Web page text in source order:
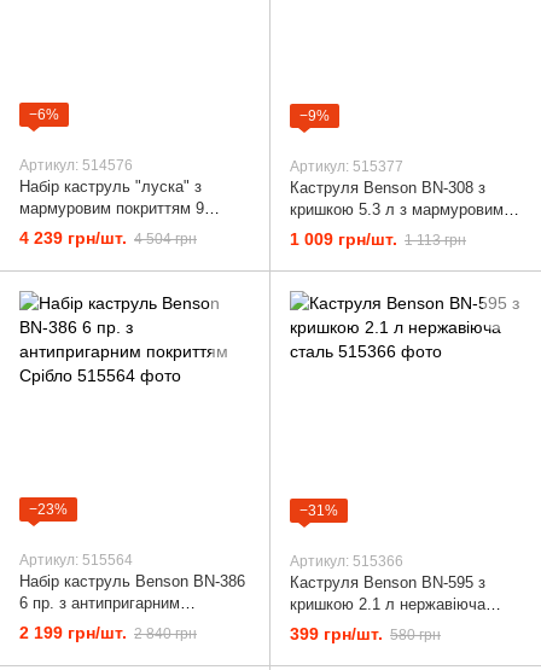
−6%
Артикул: 514576
Набір каструль "луска" з
мармуровим покриттям 9
предметів bn-338
4 239 грн/шт. 4 504 грн
−9%
Артикул: 515377
Каструля Benson BN-308 з
кришкою 5.3 л з мармуровим
покриттям антипригарна
1 009 грн/шт. 1 113 грн
−23%
Артикул: 515564
Набір каструль Benson BN-386
6 пр. з антипригарним
покриттям Срібло
2 199 грн/шт. 2 840 грн
−31%
Артикул: 515366
Каструля Benson BN-595 з
кришкою 2.1 л нержавіюча
сталь
399 грн/шт. 580 грн